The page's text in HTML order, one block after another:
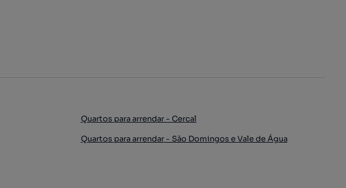
Quartos para arrendar - Cercal
Quartos para arrendar - São Domingos e Vale de Água